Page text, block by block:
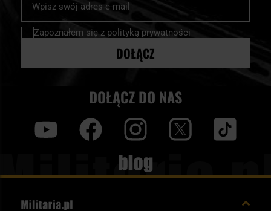
nasz
newsletter:
Zapoznałem się z polityką prywatności
DOŁĄCZ
DOŁĄCZ DO NAS
Blog